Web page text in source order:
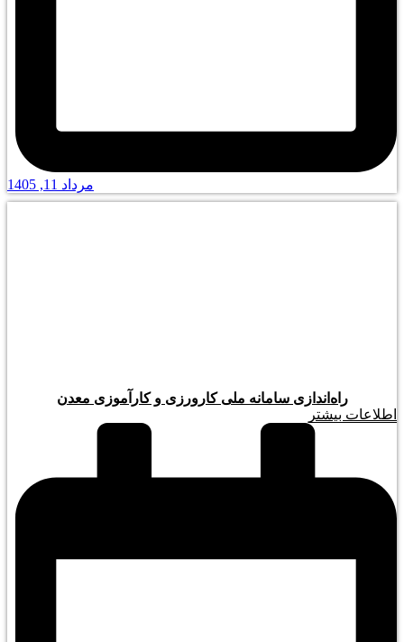
مرداد 11, 1405
راه‌اندازی سامانه ملی کارورزی و کارآموزی معدن
اطلاعات بیشتر